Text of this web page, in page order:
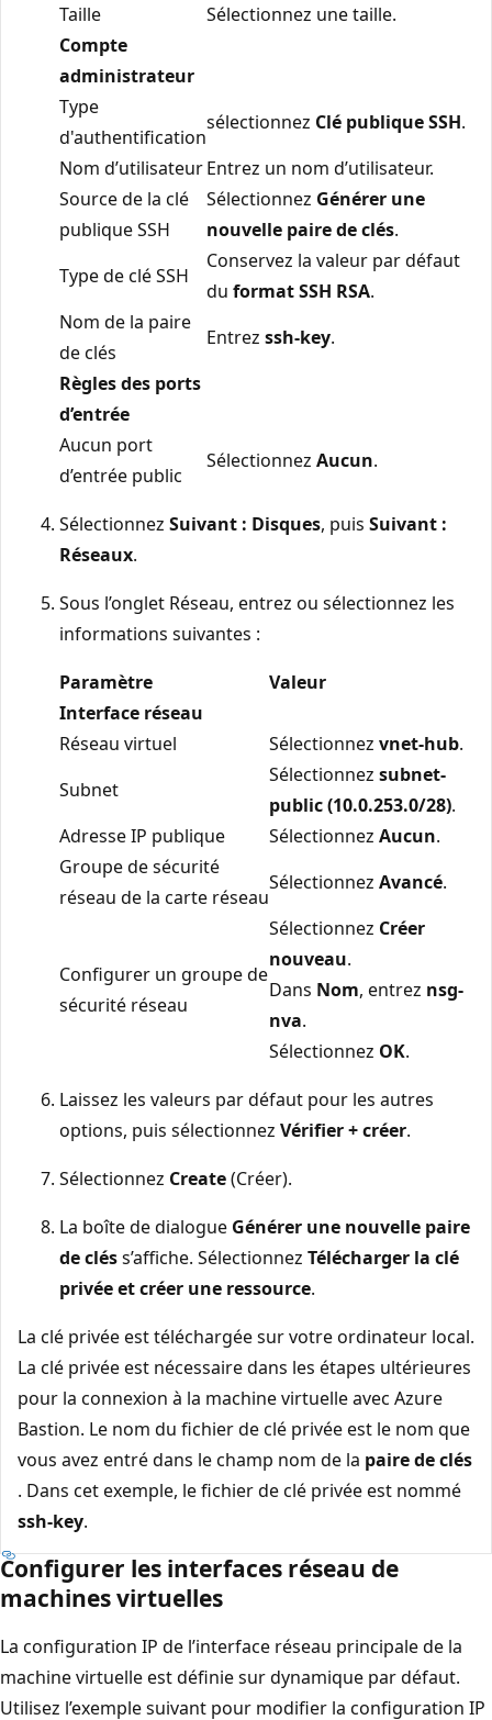
Taille
Sélectionnez une taille.
Compte
administrateur
Type
d'authentification
sélectionnez Clé publique SSH.
Nom d’utilisateurEntrez un nom d’utilisateur.
Source de la clé
publique SSH
Sélectionnez Générer une
nouvelle paire de clés.
Type de clé SSH
Conservez la valeur par défaut
du format SSH RSA.
Nom de la paire
de clés
Entrez ssh-key.
Règles des ports
d’entrée
Aucun port
d’entrée public
Sélectionnez Aucun.
Sélectionnez Suivant : Disques, puis Suivant :
Réseaux.
Sous l’onglet Réseau, entrez ou sélectionnez les
informations suivantes :
Paramètre
Valeur
Interface réseau
Réseau virtuel
Sélectionnez vnet-hub.
Subnet
Sélectionnez subnet-
public (10.0.253.0/28).
Adresse IP publique
Sélectionnez Aucun.
Groupe de sécurité
réseau de la carte réseau
Sélectionnez Avancé.
Configurer un groupe de
sécurité réseau
Sélectionnez Créer
nouveau.
Dans Nom, entrez nsg-
nva.
Sélectionnez OK.
Laissez les valeurs par défaut pour les autres
options, puis sélectionnez Vérifier + créer.
Sélectionnez Create(Créer).
La boîte de dialogue Générer une nouvelle paire
de cléss’affiche. Sélectionnez Télécharger la clé
privée et créer une ressource.
La clé privée est téléchargée sur votre ordinateur local.
La clé privée est nécessaire dans les étapes ultérieures
pour la connexion à la machine virtuelle avec Azure
Bastion. Le nom du fichier de clé privée est le nom que
vous avez entré dans le champ nom de la paire de clés
. Dans cet exemple, le fichier de clé privée est nommé
ssh-key.
Configurer les interfaces réseau de
machines virtuelles
La configuration IP de l’interface réseau principale de la
machine virtuelle est définie sur dynamique par défaut.
Utilisez l’exemple suivant pour modifier la configuration IP